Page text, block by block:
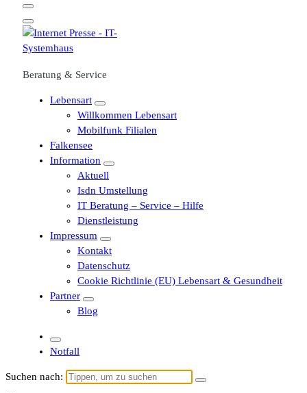
Beratung & Service
Lebensart
Willkommen Lebensart
Mobilfunk Filialen
Falkensee
Information
Aktuell
Isdn Umstellung
IT Beratung – Service – Hilfe
Dienstleistung
Impressum
Kontakt
Datenschutz
Cookie Richtlinie (EU) Lebensart & Gesundheit
Partner
Blog
Notfall
Suchen nach: